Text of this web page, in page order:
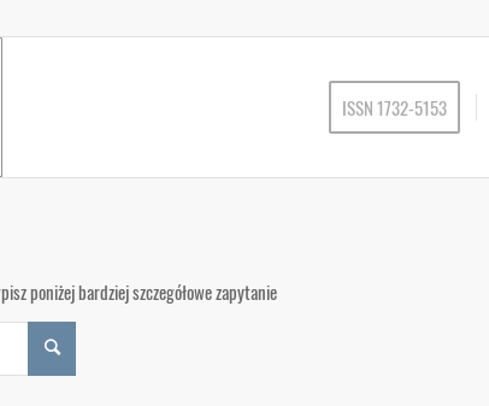
ISSN 1732-5153
poniżej bardziej szczegółowe zapytanie